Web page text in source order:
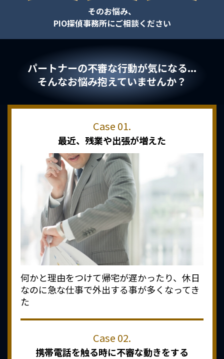
そのお悩み、
PIO探偵事務所にご相談ください
パートナーの不審な行動が気になる...
そんなお悩み抱えていませんか？
最近、 残業や出張が増えた
何かと理由をつけて帰宅が遅かったり、休日
なのに急な仕事で外出する事が多くなってき
た
携帯電話を触る時に不審な動きをする